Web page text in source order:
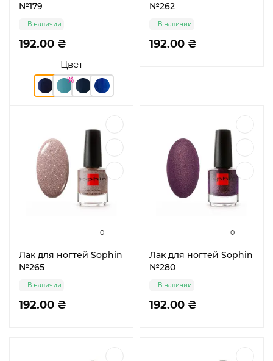
№179
Цвет
192.00 ₴
В наличии
№262
192.00 ₴
В наличии
0
Лак для ногтей Sophin
№265
192.00 ₴
В наличии
0
Лак для ногтей Sophin
№280
192.00 ₴
В наличии